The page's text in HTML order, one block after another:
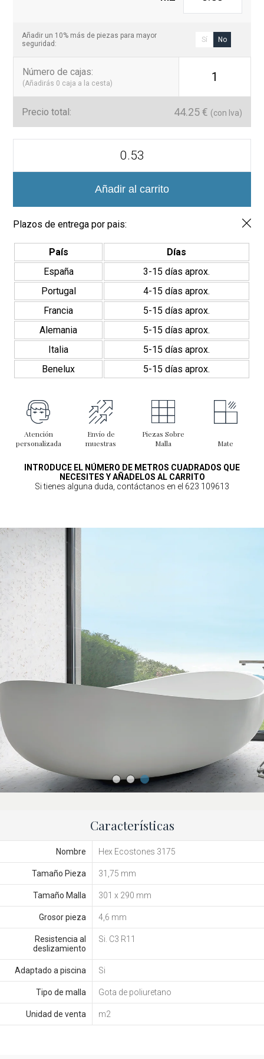
Añadir un 10% más de piezas para mayor
seguridad:
Sí No
Número de cajas:
(Añadirás 0 caja a la cesta) 1
Precio total: 44.25 € (con Iva)
cantidad
Añadir al carrito
Plazos de entrega por pais:
País
Días
España
3-15 días aprox.
Portugal
4-15 días aprox.
Francia
5-15 días aprox.
Alemania
5-15 días aprox.
Italia
5-15 días aprox.
Benelux
5-15 días aprox.
Atención
personalizada
Envío de
muestras
Piezas Sobre
Malla
Mate
INTRODUCE EL NÚMERO DE METROS CUADRADOS QUE
NECESITES Y AÑADELOS AL CARRITO
Si tienes alguna duda, contáctanos en el 623 109613
Características
Nombre Hex Ecostones 3175
Tamaño Pieza 31,75 mm
Tamaño Malla 301 x 290 mm
Grosor pieza 4,6 mm
Resistencia al
deslizamiento
Si. C3 R11
Adaptado a piscina Si
Tipo de malla Gota de poliuretano
Unidad de venta m2